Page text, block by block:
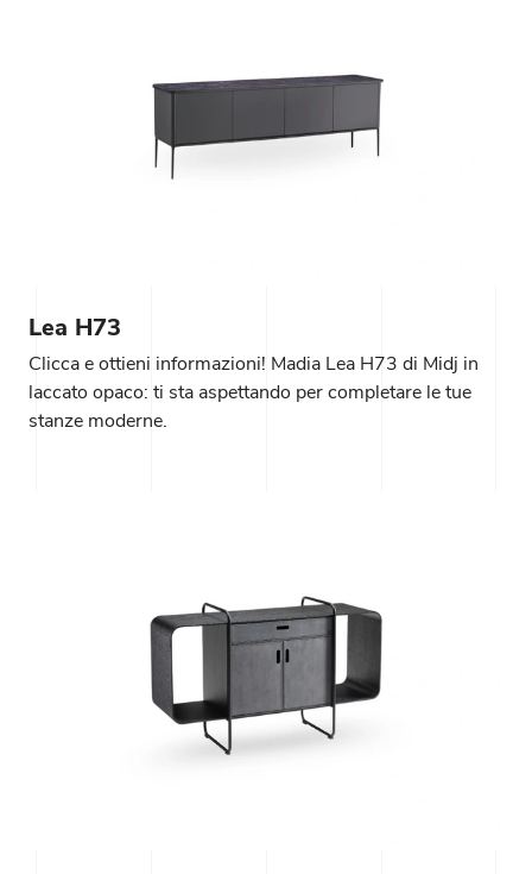
Lea H73
Clicca e ottieni informazioni! Madia Lea H73 di Midj in
laccato opaco: ti sta aspettando per completare le tue
stanze moderne.